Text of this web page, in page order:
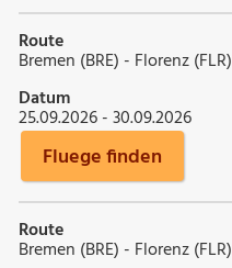
Route
Bremen (BRE) - Florenz (FLR)
Datum
25.09.2026 - 30.09.2026
Fluege finden
Route
Bremen (BRE) - Florenz (FLR)